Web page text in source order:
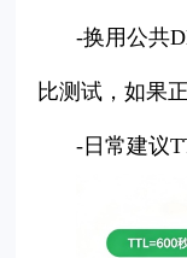
-换用公共
比测试，如果
-日常建议